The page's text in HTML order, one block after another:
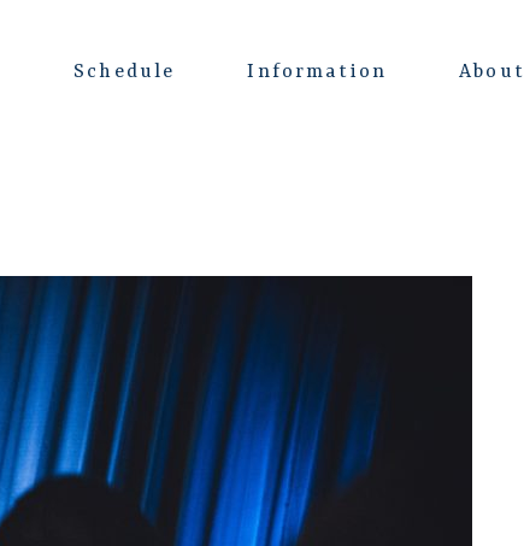
Schedule Information About